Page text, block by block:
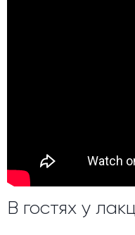
В гостях у